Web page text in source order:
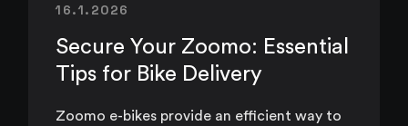
16.1.2026
Secure Your Zoomo: Essential
Tips for Bike Delivery
Zoomo e-bikes provide an efficient way to